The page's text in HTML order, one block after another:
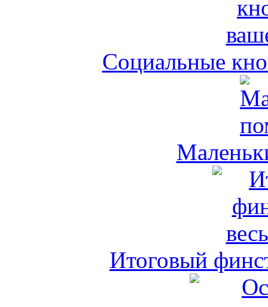
Социальные
Итоговый